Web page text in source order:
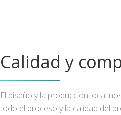
Calidad y
El diseño y la producción local
todo el proceso y la calidad del